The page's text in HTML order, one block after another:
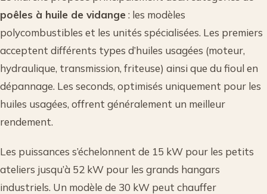
poêles à huile de vidange: les modèles
polycombustibles et les unités spécialisées. Les premiers
acceptent différents types d’huiles usagées (moteur,
hydraulique, transmission, friteuse) ainsi que du fioul en
dépannage. Les seconds, optimisés uniquement pour les
huiles usagées, offrent généralement un meilleur
rendement.
Les puissances s’échelonnent de 15 kW pour les petits
ateliers jusqu’à 52 kW pour les grands hangars
industriels. Un modèle de 30 kW peut chauffer